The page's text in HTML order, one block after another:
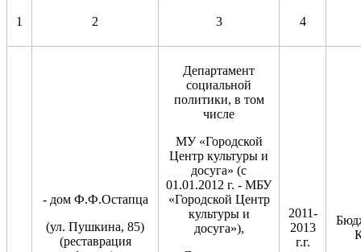
1 2 3 4
- дом Ф.Ф.Остапца
(ул. Пушкина, 85)
(реставрация
Департамент
социальной
политики, в том
числе
МУ «Городской
Центр культуры и
досуга» (с
01.01.2012 г. - МБУ
«Городской Центр
культуры и
досуга»),
2011-
2013
г.г.